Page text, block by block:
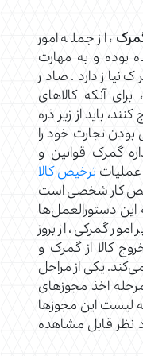
، از جمله امور
بوده و به مهارت
نیاز دارد. صادر
آنکه کالاهای
باید از زیر ذره
بودن تجارت خود را
گمرک قوانین و
عملیاتترخیص کالا
کار شخصی است
این دستورالعمل‌ها
گمرکی، از بروز
کالا از گمرک و
یکی از مراحل
اخذ مجوزهای
لیست این مجوزها
نظر قابل مشاهده